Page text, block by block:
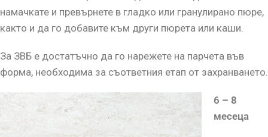
намачкате и превърнете в гладко или гранулирано пюре,
както и да го добавите към други пюрета или каши.
За ЗВБ е достатъчно да го нарежете на парчета във
форма, необходима за съответния етап от захранването.
6 – 8
месеца